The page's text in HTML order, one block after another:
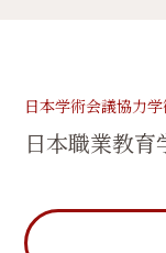
日本学術会議協力
日本職業教育